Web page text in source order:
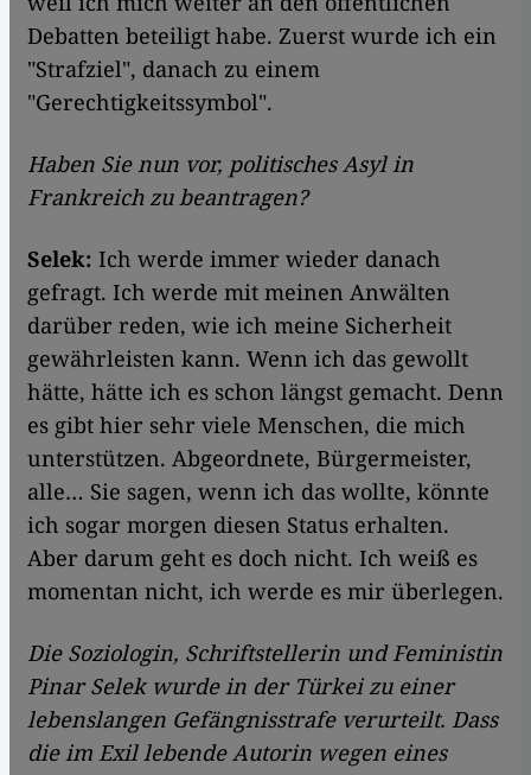
Debatten beteiligt habe. Zuerst wurde ich ein
"Strafziel", danach zu einem
"Gerechtigkeitssymbol".
Haben Sie nun vor, politisches Asyl in
Frankreich zu beantragen?
Selek: Ich werde immer wieder danach
gefragt. Ich werde mit meinen Anwälten
darüber reden, wie ich meine Sicherheit
gewährleisten kann. Wenn ich das gewollt
hätte, hätte ich es schon längst gemacht. Denn
es gibt hier sehr viele Menschen, die mich
unterstützen. Abgeordnete, Bürgermeister,
alle… Sie sagen, wenn ich das wollte, könnte
ich sogar morgen diesen Status erhalten.
Aber darum geht es doch nicht. Ich weiß es
momentan nicht, ich werde es mir überlegen.
Die Soziologin, Schriftstellerin und Feministin
Pinar Selek wurde in der Türkei zu einer
lebenslangen Gefängnisstrafe verurteilt. Dass
die im Exil lebende Autorin wegen eines